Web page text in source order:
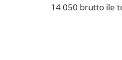
14 050 brutto ile